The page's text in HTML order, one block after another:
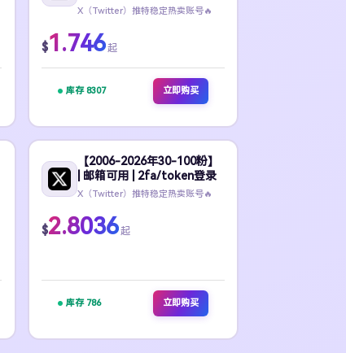
X（Twitter）推特稳定热卖账号🔥
$1.746起
库存 8307 立即购买
【2006-2026年30-100粉】
| 邮箱可用 | 2fa/token登录
X（Twitter）推特稳定热卖账号🔥
$2.8036起
库存 786 立即购买